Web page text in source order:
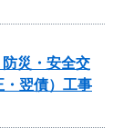
災・安全交
・翌債）工事